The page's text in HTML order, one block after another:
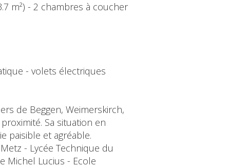
m²) - 2 chambres à coucher
- volets électriques
de Beggen, Weimerskirch,
Sa situation en
paisible et agréable.
- Lycée Technique du
Michel Lucius - Ecole